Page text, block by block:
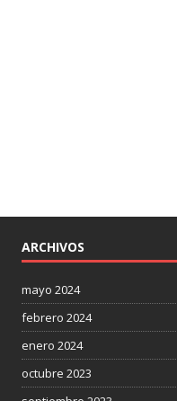
ARCHIVOS
mayo 2024
febrero 2024
enero 2024
octubre 2023